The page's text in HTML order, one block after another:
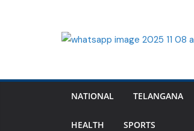
NATIONAL TELANGANA
HEALTH SPORTS